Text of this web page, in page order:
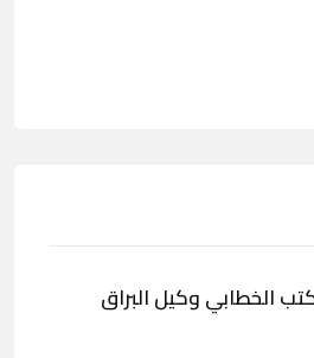
الخطابي وكيل البراق